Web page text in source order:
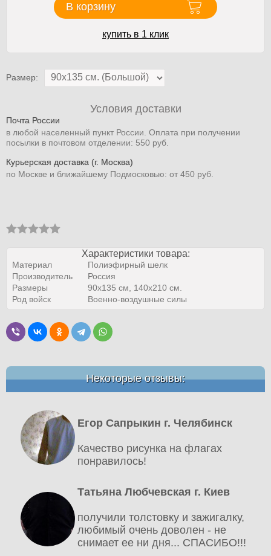
В корзину
купить в 1 клик
Размер:
Условия доставки
Почта России
в любой населенный пункт России. Оплата при получении
посылки в почтовом отделении: 550 руб.
Курьерская доставка (г. Москва)
по Москве и ближайшему Подмосковью: от 450 руб.
Характеристики товара:
Материал
Полиэфирный шелк
Производитель
Россия
Размеры
90х135 см, 140х210 см.
Род войск
Военно-воздушные силы
Некоторые отзывы:
Егор Сапрыкин г. Челябинск
Качество рисунка на флагах
понравилось!
Татьяна Любчевская г. Киев
получили толстовку и зажигалку,
любимый очень доволен - не
снимает ее ни дня... СПАСИБО!!!